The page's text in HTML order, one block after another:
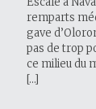
remparts
gave
pas de trop
ce milieu du
[…]